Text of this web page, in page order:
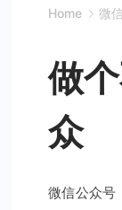
Home 微
做
众
微信公众号